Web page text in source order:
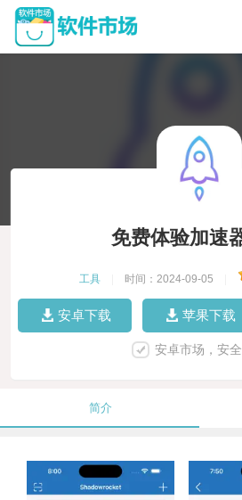
免费体验加速
工具 时间：2024-09-05
安卓下载 苹果下载
安卓市场，安
简介